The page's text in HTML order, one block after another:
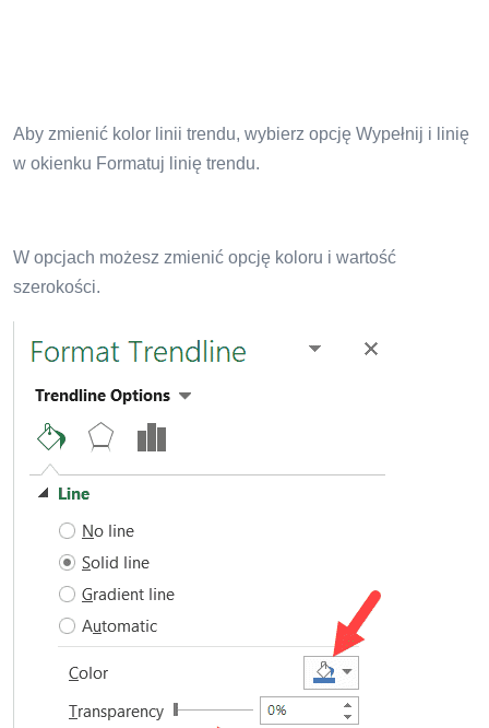
Aby zmienić kolor linii trendu, wybierz opcję Wypełnij i linię
w okienku Formatuj linię trendu.
W opcjach możesz zmienić opcję koloru i wartość
szerokości.